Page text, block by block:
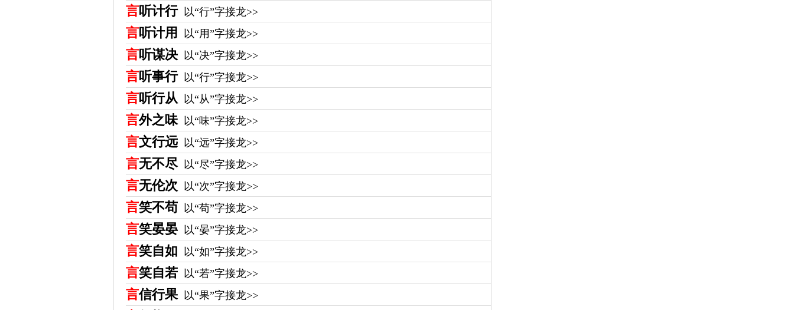
言听计行 以“行”字接龙>>
言听计用 以“用”字接龙>>
言听谋决 以“决”字接龙>>
言听事行 以“行”字接龙>>
言听行从 以“从”字接龙>>
言外之味 以“味”字接龙>>
言文行远 以“远”字接龙>>
言无不尽 以“尽”字接龙>>
言无伦次 以“次”字接龙>>
言笑不苟 以“苟”字接龙>>
言笑晏晏 以“晏”字接龙>>
言笑自如 以“如”字接龙>>
言笑自若 以“若”字接龙>>
言信行果 以“果”字接龙>>